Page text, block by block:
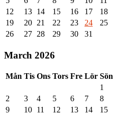
12
13 14 15 16 17
18
19
20 21 22 23 24
25
26
27 28 29 30 31
March 2026
Mån Tis Ons Tors Fre Lör Sön
1
2
3 4 5 6 7
8
9
10 11 12 13 14
15